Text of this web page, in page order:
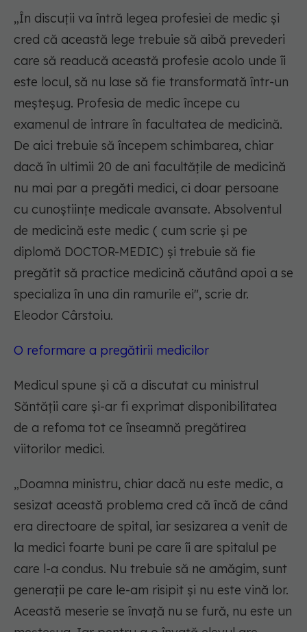
„În discuții va întră legea profesiei de medic și
cred că această lege trebuie să aibă prevederi
care să readucă această profesie acolo unde îi
este locul, să nu lase să fie transformată într-un
meșteșug. Profesia de medic începe cu
examenul de intrare în facultatea de medicină.
De aici trebuie să începem schimbarea, chiar
dacă în ultimii 20 de ani facultățile de medicină
nu mai par a pregăti medici, ci doar persoane
cu cunoștiințe medicale avansate. Absolventul
de medicină este medic ( cum scrie și pe
diplomă DOCTOR-MEDIC) și trebuie să fie
pregătit să practice medicină căutând apoi a se
specializa în una din ramurile ei", scrie dr.
Eleodor Cârstoiu.
O reformare a pregătirii medicilor
Medicul spune și că a discutat cu ministrul
Săntății care și-ar fi exprimat disponibilitatea
de a refoma tot ce înseamnă pregătirea
viitorilor medici.
„Doamna ministru, chiar dacă nu este medic, a
sesizat această problema cred că încă de când
era directoare de spital, iar sesizarea a venit de
la medici foarte buni pe care îi are spitalul pe
care l-a condus. Nu trebuie să ne amăgim, sunt
generații pe care le-am risipit și nu este vină lor.
Această meserie se învață nu se fură, nu este un